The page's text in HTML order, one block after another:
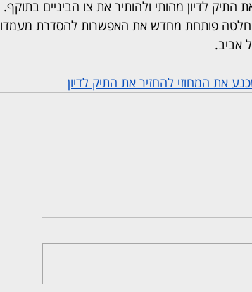
לדיון מהותי ולהותיר את צו הביניים בתוקף.
פותחת מחדש את האפשרות להסדרת מעמדו
אביב.
את המחוזי להחזיר את התיק לדיון